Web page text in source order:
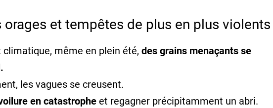
orages et tempêtes de plus en plus violents
même en plein été, des grains menaçants se
les vagues se creusent.
en catastropheet regagner précipitamment un abri.